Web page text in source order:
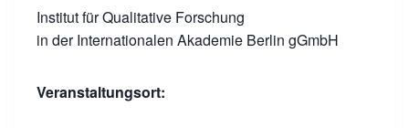
Institut für Qualitative Forschung
in der Internationalen Akademie Berlin gGmbH
Veranstaltungsort: